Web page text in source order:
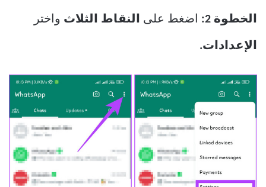
الخطوة 2: اضغط على النقاط الثلاث واختر
الإعدادات.